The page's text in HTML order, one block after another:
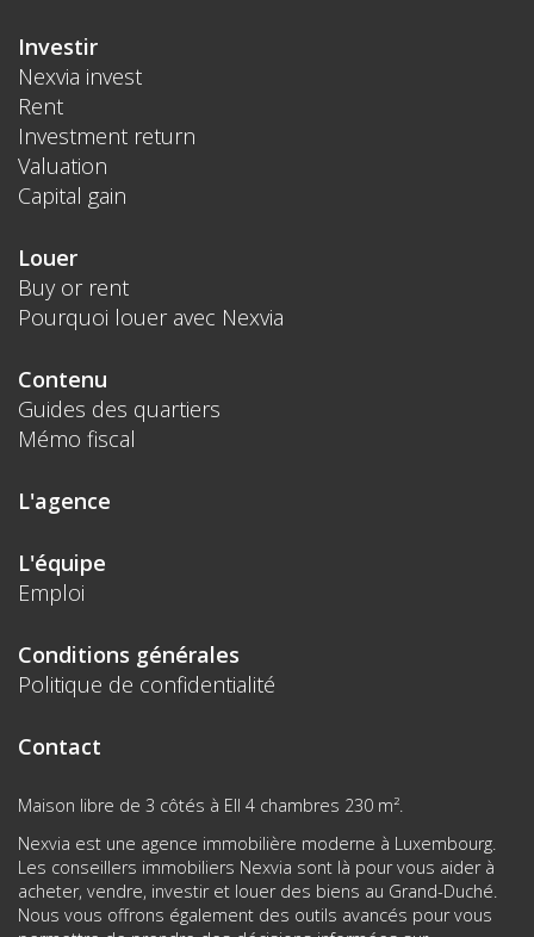
Investir
Nexvia invest
Rent
Investment return
Valuation
Capital gain
Louer
Buy or rent
Pourquoi louer avec Nexvia
Contenu
Guides des quartiers
Mémo fiscal
L'agence
L'équipe
Emploi
Conditions générales
Politique de confidentialité
Contact
Maison libre de 3 côtés à Ell 4 chambres 230 m².
Nexvia est une agence immobilière moderne à Luxembourg.
Les conseillers immobiliers Nexvia sont là pour vous aider à
acheter, vendre, investir et louer des biens au Grand-Duché.
Nous vous offrons également des outils avancés pour vous